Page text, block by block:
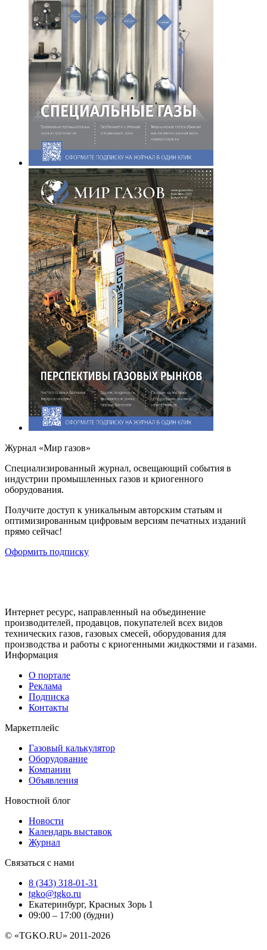
Журнал «Мир газов»
Cпециализированный журнал, освещающий события в
индустрии промышленных газов и криогенного
оборудования.
Получите доступ к уникальным авторским статьям и
оптимизированным цифровым версиям печатных изданий
прямо сейчас!
Оформить подписку
Интернет ресурс, направленный на объединение
производителей, продавцов, покупателей всех видов
технических газов, газовых смесей, оборудования для
производства и работы с криогенными жидкостями и газами.
Информация
О портале
Реклама
Подписка
Контакты
Маркетплейс
Газовый калькулятор
Оборудование
Компании
Объявления
Новостной блог
Новости
Календарь выставок
Журнал
Связаться с нами
8 (343) 318-01-31
tgko@tgko.ru
Екатеринбург, Красных Зорь 1
09:00 – 17:00 (будни)
© «TGKO.RU» 2011-2026